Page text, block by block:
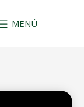
MENÚ